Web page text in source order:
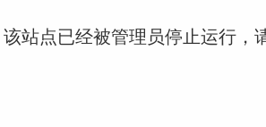
站点已经被管理员停止运行，